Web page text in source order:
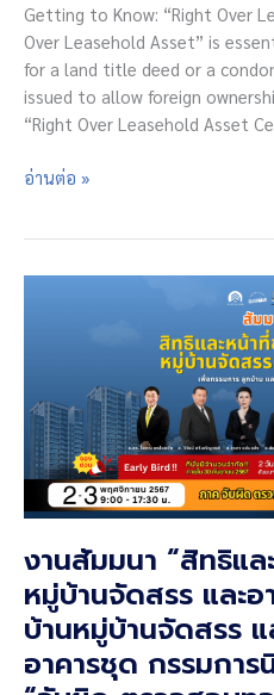
Getting to Know: “Right Over
Over Leasehold Asset” is
for a land title deed or a
issued to allow foreign
“Right Over Leasehold Asset
Right
อ่านต่อ »
งานสัมมนา “สิทธิแ
หมู่บ้านจัดสรร และ
บ้านหมู่บ้านจัดสรร แ
อาคารชุด กรรมกา